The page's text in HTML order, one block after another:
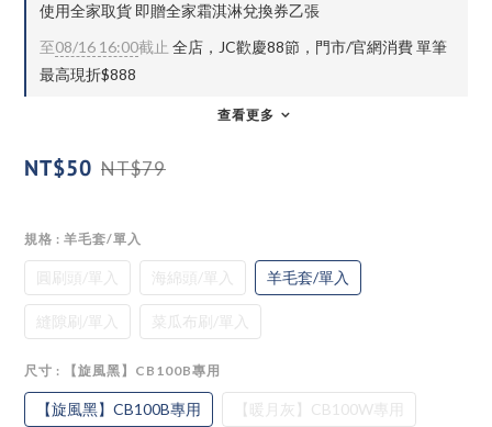
使用全家取貨 即贈全家霜淇淋兌換券乙張
至08/16 16:00截止 全店，JC歡慶88節，門市/官網消費 單筆
最高現折$888
查看更多
NT$50 NT$79
規格 : 羊毛套/單入
圓刷頭/單入 海綿頭/單入 羊毛套/單入
縫隙刷/單入 菜瓜布刷/單入
尺寸 : 【旋風黑】CB100B專用
【旋風黑】CB100B專用 【暖月灰】CB100W專用